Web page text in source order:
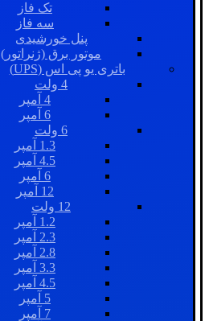
تک فاز
سه فاز
پنل خورشیدی
موتور برق (ژنراتور)
باتری یو پی اس (UPS)
4 ولت
4 آمپر
6 آمپر
6 ولت
1.3 آمپر
4.5 آمپر
6 آمپر
12 آمپر
12 ولت
1.2 آمپر
2.3 آمپر
2.8 آمپر
3.3 آمپر
4.5 آمپر
5 آمپر
7 آمپر